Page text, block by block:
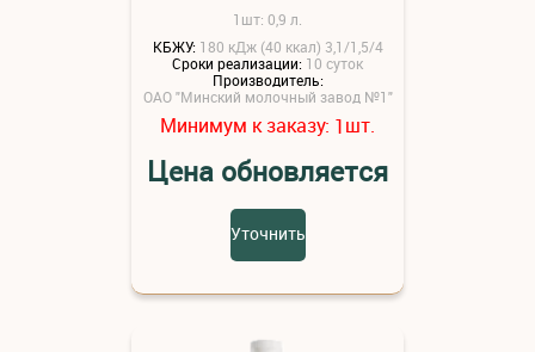
1шт: 0,9 л.
КБЖУ: 180 кДж (40 ккал) 3,1/1,5/4
Сроки реализации: 10 суток
Производитель:
ОАО "Минский молочный завод №1"
Минимум к заказу: 1шт.
Цена обновляется
Уточнить